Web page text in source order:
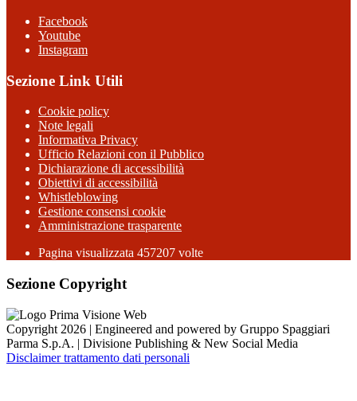
Facebook
Youtube
Instagram
Sezione Link Utili
Cookie policy
Note legali
Informativa Privacy
Ufficio Relazioni con il Pubblico
Dichiarazione di accessibilità
Obiettivi di accessibilità
Whistleblowing
Gestione consensi cookie
Amministrazione trasparente
Pagina visualizzata 457207 volte
Sezione Copyright
Copyright 2026 | Engineered and powered by Gruppo Spaggiari
Parma S.p.A. | Divisione Publishing & New Social Media
Disclaimer trattamento dati personali